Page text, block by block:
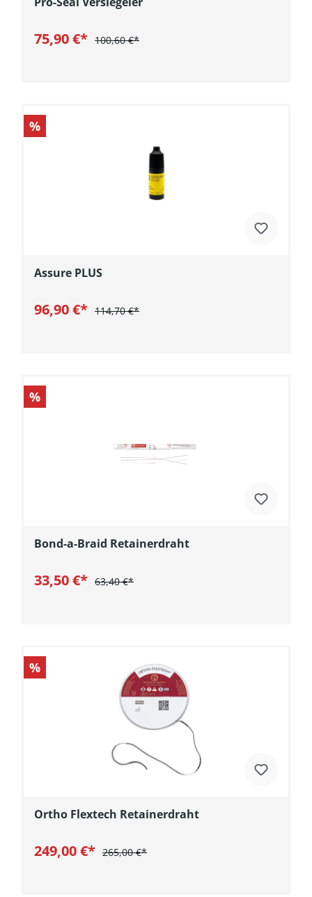
75,90 €* 100,60 €*
%
Assure PLUS
96,90 €* 114,70 €*
%
Bond-a-Braid Retainerdraht
33,50 €* 63,40 €*
%
Ortho Flextech Retainerdraht
249,00 €* 265,00 €*